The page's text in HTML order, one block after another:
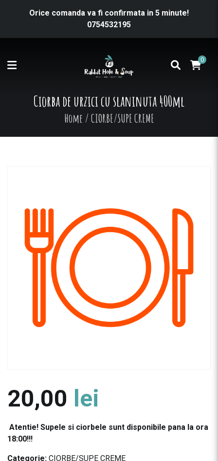
Orice comanda va fi confirmata in 5 minute!
0754532195
0
Ciorba de urzici cu slaninuta 400ml
Home / CIORBE/SUPE CREME
20,00 lei
Atentie! Supele si ciorbele sunt disponibile pana la ora
18:00!!!
Categorie: CIORBE/SUPE CREME